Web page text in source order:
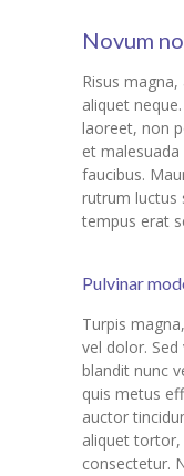
Novum
Risus
aliquet
laoreet, non
et
faucibus.
rutrum luctus
tempus erat
Pulvinar
Turpis
vel dolor.
blandit nunc
quis metus
auctor
aliquet
consectetur.